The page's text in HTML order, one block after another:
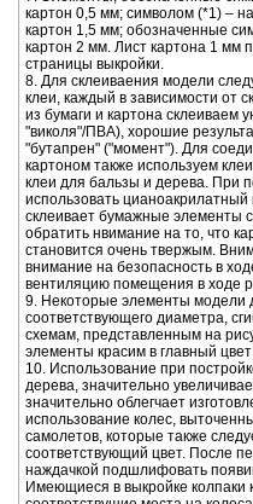
картон 0,5 мм; символом (*1) –
картон 1,5 мм; обозначенные
картон 2 мм. Лист картона 1 мм
страницы выкройки.
8. Для склеиваения модели
клеи, каждый в зависимости от
из бумаги и картона склеиваем
"виколя"/ПВА), хорошие
"бутапрен" ("момент"). Для
картоном также используем
клеи для бальзы и дерева. При
использовать
склеивает бумажные элементы
обратить нвимание на то, что
становится очень твержым.
внимание на безопасность в
вентиляцию помещения в ходе
9. Некоторые элементы модели
соответствующего диаметра,
схемам, представленным на
элементы красим в главный
10. Использование при
дерева, значительно
значительно облегчает
использование колес,
самолетов, которые также
соответствующий цвет. После
наждачкой подшлифовать
Имеющиеся в выкройке колпаки